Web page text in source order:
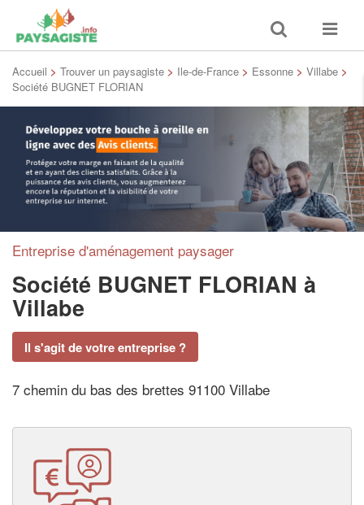
Toggle
search
Toggle
Accueil > Trouver un paysagiste > Ile-de-France > Essonne > Villabe >
Société BUGNET FLORIAN
Entreprise d'aménagement paysager
Société BUGNET FLORIAN à
Villabe
Il s'agit de votre entreprise ?
7 chemin du bas des brettes 91100 Villabe